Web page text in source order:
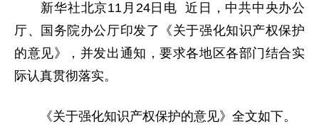
新华社北京11月24日电 近日，中共中央办公
厅、国务院办公厅印发了《关于强化知识产权保护
的意见》，并发出通知，要求各地区各部门结合实
际认真贯彻落实。
《关于强化知识产权保护的意见》全文如下。